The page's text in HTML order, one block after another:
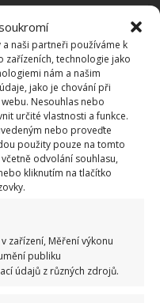
naši partneři používáme k
technologie jako
nám a našim
jako je chování při
Nesouhlas nebo
určité vlastnosti a funkce.
nebo proveďte
použity pouze na tomto
odvolání souhlasu,
kliknutím na tlačítko
zařízení, Měření výkonu
publiku
údajů z různých zdrojů.
za nesprávné sekání i
i na prostředku a lokaci
tábory za socialismu:
získá 12 ze 12 bodů